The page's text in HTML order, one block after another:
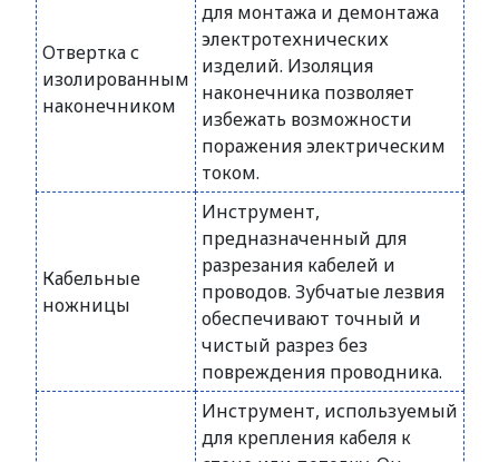
Отвертка с
изолированным
наконечником
для монтажа и демонтажа
электротехнических
изделий. Изоляция
наконечника позволяет
избежать возможности
поражения электрическим
током.
Кабельные
ножницы
Инструмент,
предназначенный для
разрезания кабелей и
проводов. Зубчатые лезвия
обеспечивают точный и
чистый разрез без
повреждения проводника.
Инструмент, используемый
для крепления кабеля к